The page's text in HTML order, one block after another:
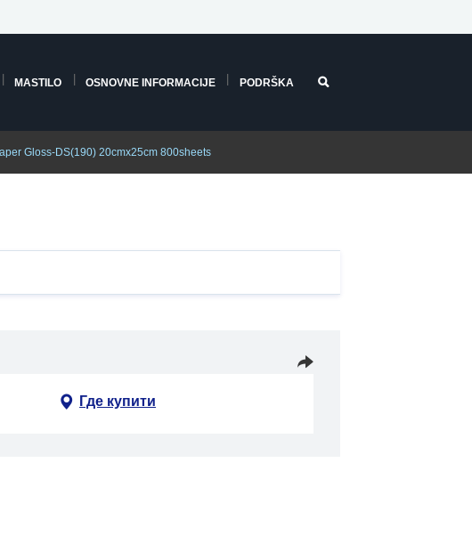
MASTILO OSNOVNE INFORMACIJE PODRŠKA
Gloss-DS(190) 20cmx25cm 800sheets
Где купити